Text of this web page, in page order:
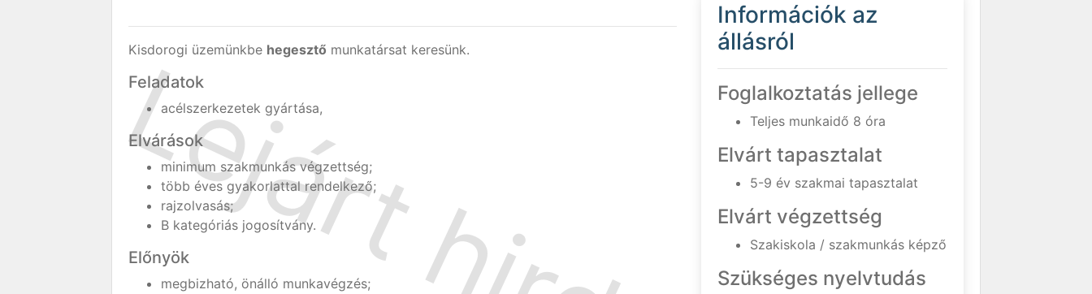
Kisdorogi üzemünkbe hegesztő munkatársat keresünk.
Feladatok
acélszerkezetek gyártása,
Elvárások
minimum szakmunkás végzettség;
több éves gyakorlattal rendelkező;
rajzolvasás;
B kategóriás jogosítvány.
Előnyök
megbizható, önálló munkavégzés;
Információk az
állásról
Foglalkoztatás jellege
Teljes munkaidő 8 óra
Elvárt tapasztalat
5-9 év szakmai tapasztalat
Elvárt végzettség
Szakiskola / szakmunkás képző
Szükséges nyelvtudás